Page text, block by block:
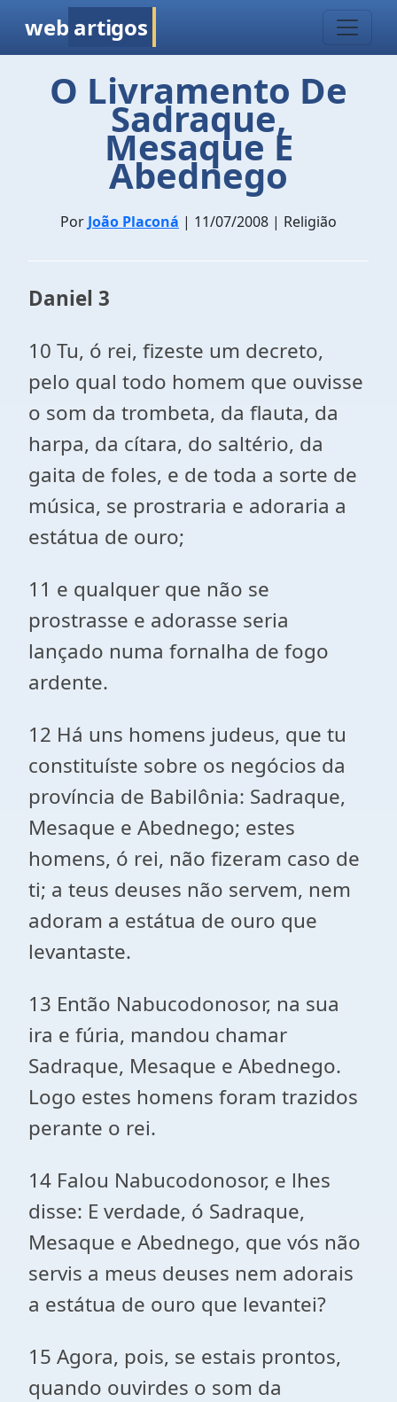
web artigos
O Livramento De
Sadraque,
Mesaque E
Abednego
Por João Placoná | 11/07/2008 | Religião
Daniel 3
10 Tu, ó rei, fizeste um decreto,
pelo qual todo homem que ouvisse
o som da trombeta, da flauta, da
harpa, da cítara, do saltério, da
gaita de foles, e de toda a sorte de
música, se prostraria e adoraria a
estátua de ouro;
11 e qualquer que não se
prostrasse e adorasse seria
lançado numa fornalha de fogo
ardente.
12 Há uns homens judeus, que tu
constituíste sobre os negócios da
província de Babilônia: Sadraque,
Mesaque e Abednego; estes
homens, ó rei, não fizeram caso de
ti; a teus deuses não servem, nem
adoram a estátua de ouro que
levantaste.
13 Então Nabucodonosor, na sua
ira e fúria, mandou chamar
Sadraque, Mesaque e Abednego.
Logo estes homens foram trazidos
perante o rei.
14 Falou Nabucodonosor, e lhes
disse: E verdade, ó Sadraque,
Mesaque e Abednego, que vós não
servis a meus deuses nem adorais
a estátua de ouro que levantei?
15 Agora, pois, se estais prontos,
quando ouvirdes o som da